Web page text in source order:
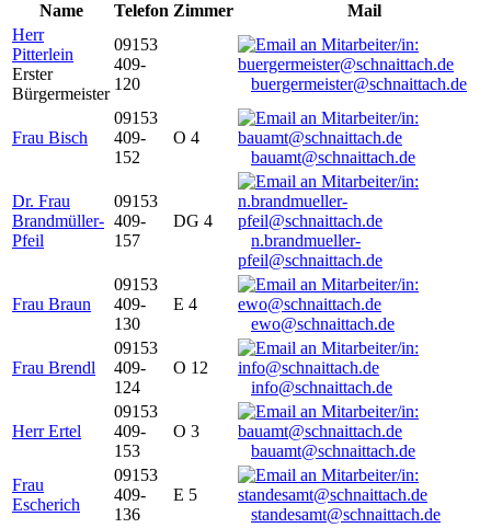
Name
Telefon Zimmer
Mail
Herr
Pitterlein
Erster
Bürgermeister
09153
409-
120
buergermeister@schnaittach.de
Frau Bisch
09153
409-
152
O 4
bauamt@schnaittach.de
Dr. Frau
Brandmüller-
Pfeil
09153
409-
157
DG 4
n.brandmueller-
pfeil@schnaittach.de
Frau Braun
09153
409-
130
E 4
ewo@schnaittach.de
Frau Brendl
09153
409-
124
O 12
info@schnaittach.de
Herr Ertel
09153
409-
153
O 3
bauamt@schnaittach.de
Frau
Escherich
09153
409-
136
E 5
standesamt@schnaittach.de